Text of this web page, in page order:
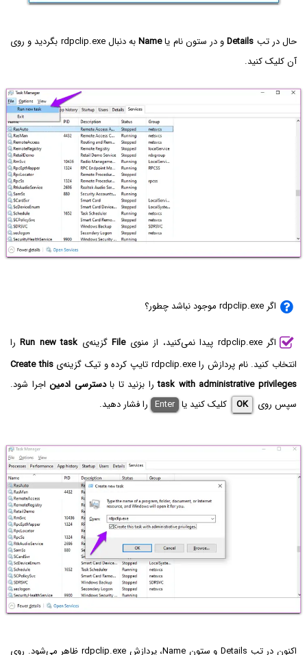
حال در تب Detailsو در ستون نام یاName
به دنبال rdpclip.exe بگردید و روی
آن کلیک کنید.
اگر rdpclip.exe موجود نباشد چطور؟
اگر rdpclip.exe پیدا نمی‌کنید، از منوی Fileگزینه‌ی Run new taskرا
انتخاب کنید. نام پردازش را rdpclip.exe تایپ کرده و تیک گزینه‌ی
Create this
task with administrative privilegesرا بزنید تا بادسترسی ادمیناجرا شود.
سپس روی
OK کلیک کنید یا Enter را فشار دهید.
اکنون در تب Details و ستون Name، پردازش rdpclip.exe ظاهر می‌شود. روی